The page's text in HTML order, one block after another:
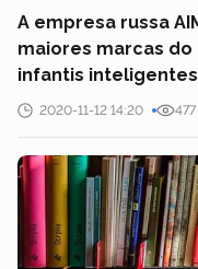
A empresa russa
maiores marcas
infantis
2020-11-12 14:20 477